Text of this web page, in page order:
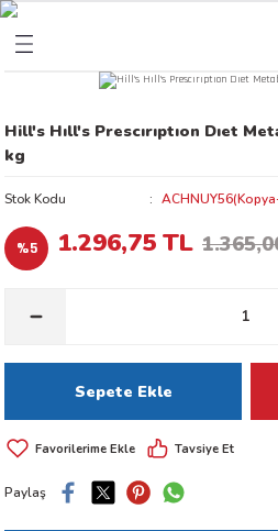
Hill's Hıll's Prescırıptıon Dıet
kg
Stok Kodu
%5 1.296,75 TL
Sepete Ekle
Tavsiye Et
Paylaş